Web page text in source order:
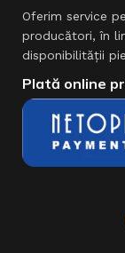
Oferim service
producători, în
disponibilităţii
Plată online